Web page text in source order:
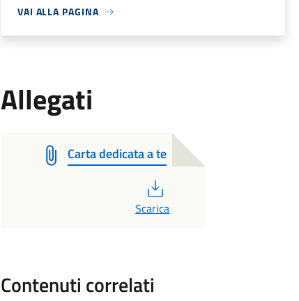
VAI ALLA PAGINA
Allegati
Carta dedicata a te
Scarica
Contenuti correlati